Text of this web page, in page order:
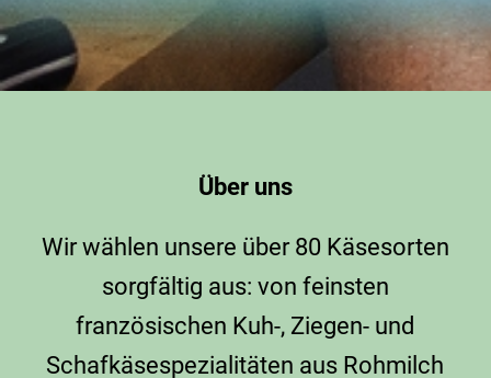
Über uns
Wir wählen unsere über 80 Käsesorten
sorgfältig aus: von feinsten
französischen Kuh-, Ziegen- und
Schafkäsespezialitäten aus Rohmilch